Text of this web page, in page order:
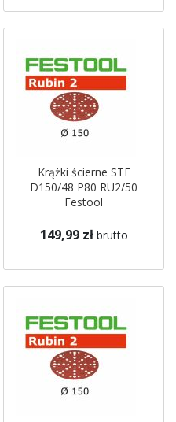
Krążki ścierne STF
D150/48 P80 RU2/50
Festool
149,99 zł brutto